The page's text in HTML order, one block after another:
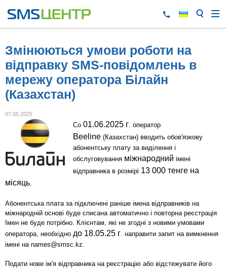
Змінюються умови роботи на
відправку SMS-повідомлень в
мережу оператора Білайн
(Казахстан)
07.05.2025
Со 01.06.2025 г. оператор
Beeline (Казахстан) вводить обов'язкову
абонентську плату за виділення і
обслуговування міжнародний імені
відправника в розмірі 13 000 тенге на
місяць.
Абонентська плата за підключені раніше імена відправників на
міжнародній основі буде списана автоматично і повторна реєстрація
Імен не буде потрібно. Клієнтам, які не згодні з новими умовами
оператора, необхідно до 18.05.25 г. направити запит на вимкнення
імені на names@smsc.kz.
Подати нове ім'я відправника на реєстрацію або відстежувати його